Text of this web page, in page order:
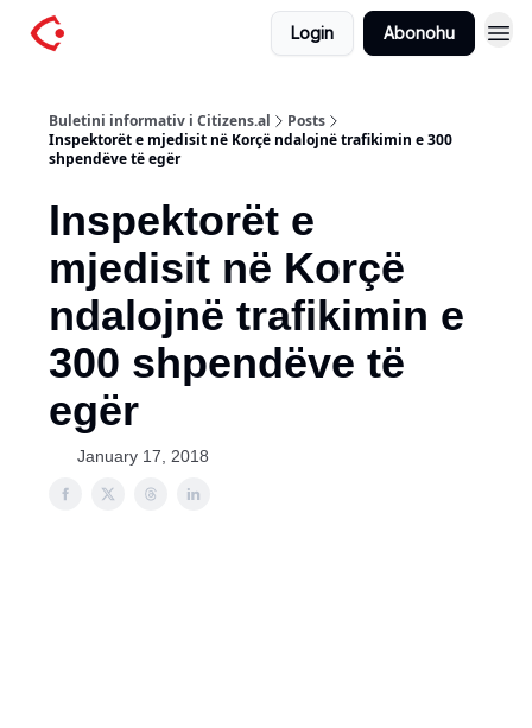
Login Abonohu
Buletini informativ i Citizens.al
Posts
Inspektorët e mjedisit në Korçë ndalojnë trafikimin e 300
shpendëve të egër
Inspektorët e
mjedisit në Korçë
ndalojnë trafikimin e
300 shpendëve të
egër
January 17, 2018